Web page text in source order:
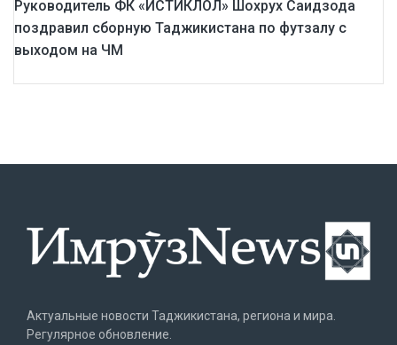
Руководитель ФК «ИСТИКЛОЛ» Шохрух Саидзода
поздравил сборную Таджикистана по футзалу с
выходом на ЧМ
Актуальные новости Таджикистана, региона и мира.
Регулярное обновление.